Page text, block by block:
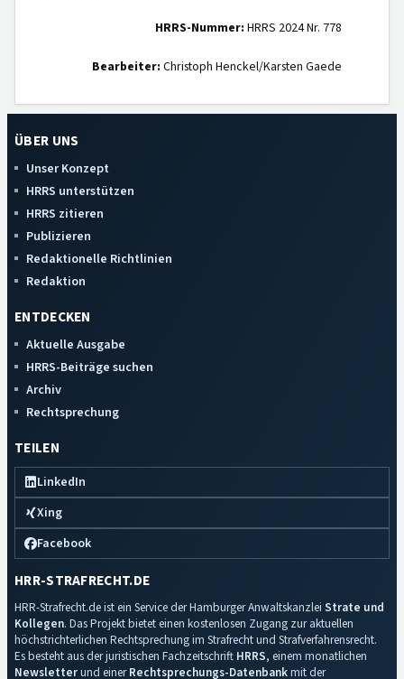
HRRS-Nummer: HRRS 2024 Nr. 778
Bearbeiter: Christoph Henckel/Karsten Gaede
ÜBER UNS
Unser Konzept
HRRS unterstützen
HRRS zitieren
Publizieren
Redaktionelle Richtlinien
Redaktion
ENTDECKEN
Aktuelle Ausgabe
HRRS-Beiträge suchen
Archiv
Rechtsprechung
TEILEN
LinkedIn
Xing
Facebook
HRR-STRAFRECHT.DE
HRR-Strafrecht.de ist ein Service der Hamburger Anwaltskanzlei Strate und
Kollegen. Das Projekt bietet einen kostenlosen Zugang zur aktuellen
höchstrichterlichen Rechtsprechung im Strafrecht und Strafverfahrensrecht.
Es besteht aus der juristischen Fachzeitschrift HRRS, einem monatlichen
Newsletterund einerRechtsprechungs-Datenbankmit der